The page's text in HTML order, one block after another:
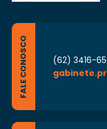
FALE CONOSCO
(62) 3416-